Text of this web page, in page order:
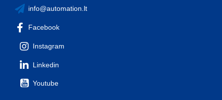
info@automation.lt
Facebook
Instagram
Linkedin
Youtube